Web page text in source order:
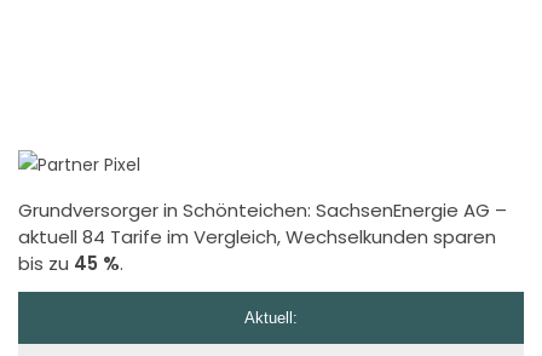
Grundversorger in Schönteichen: SachsenEnergie AG –
aktuell 84 Tarife im Vergleich, Wechselkunden sparen
bis zu 45 %.
Aktuell: